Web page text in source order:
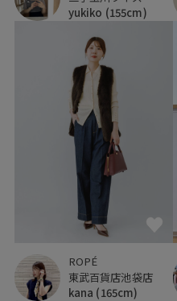
yukiko (155cm)
ROPÉ
東武百貨店池袋店
kana (165cm)